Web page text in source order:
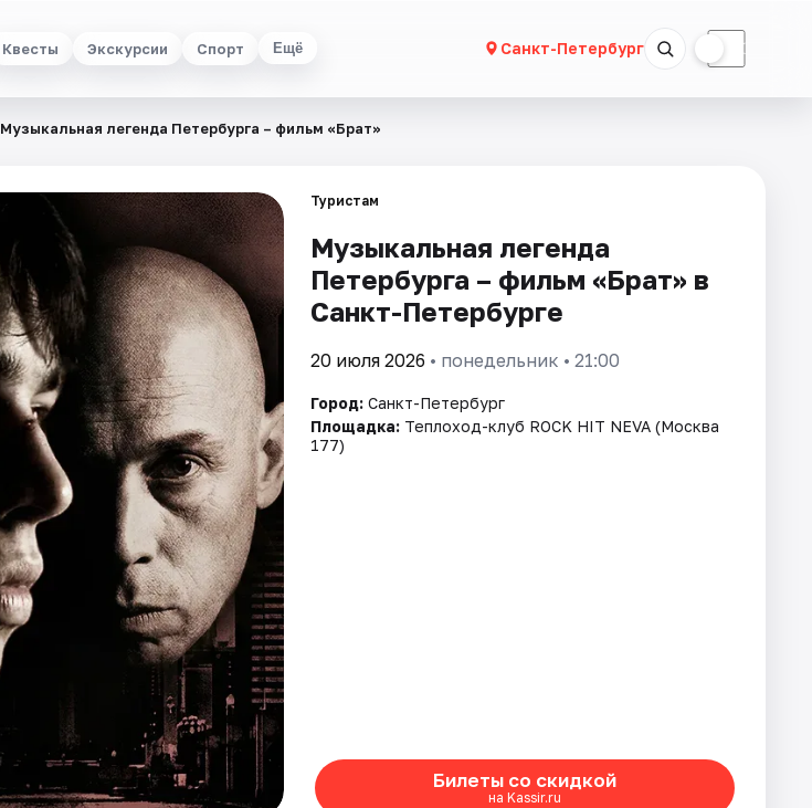
Квесты Экскурсии Спорт Ещё Санкт-Петербург ☾
Музыкальная легенда Петербурга – фильм «Брат»
Туристам
Музыкальная легенда
Петербурга – фильм «Брат» в
Санкт-Петербурге
20 июля 2026 • понедельник • 21:00
Город: Санкт-Петербург
Площадка: Теплоход-клуб ROCK HIT NEVA (Москва
177)
Билеты со скидкой
на Kassir.ru